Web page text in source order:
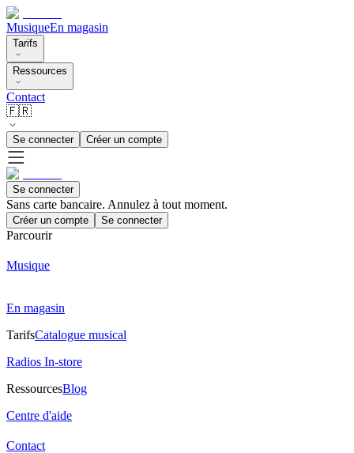
MusiqueEn magasin
Tarifs
Ressources
Contact
🇫🇷
Se connecter Créer un compte
Se connecter
Sans carte bancaire. Annulez à tout moment.
Créer un compte Se connecter
Parcourir
Musique
En magasin
TarifsCatalogue musical
Radios In-store
RessourcesBlog
Centre d'aide
Contact